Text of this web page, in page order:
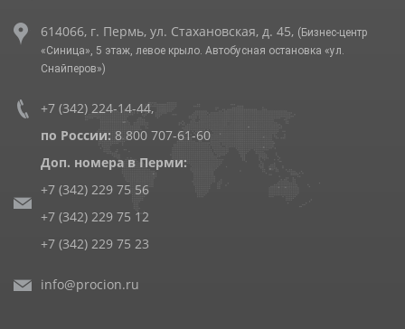
614066, г. Пермь, ул. Стахановская, д. 45, (Бизнес-центр
«Синица», 5 этаж, левое крыло. Автобусная остановка «ул.
Снайперов»)
+7 (342) 224-14-44,
по России: 8 800 707-61-60
Доп. номера в Перми:
+7 (342) 229 75 56
+7 (342) 229 75 12
+7 (342) 229 75 23
info@procion.ru